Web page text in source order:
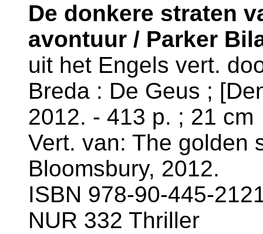
De donkere straten
avontuur / Parker
uit het Engels vert.
Breda : De Geus ;
2012. - 413 p. ; 21 cm
Vert. van: The golden
Bloomsbury, 2012.
ISBN 978-90-445-
NUR 332 Thriller